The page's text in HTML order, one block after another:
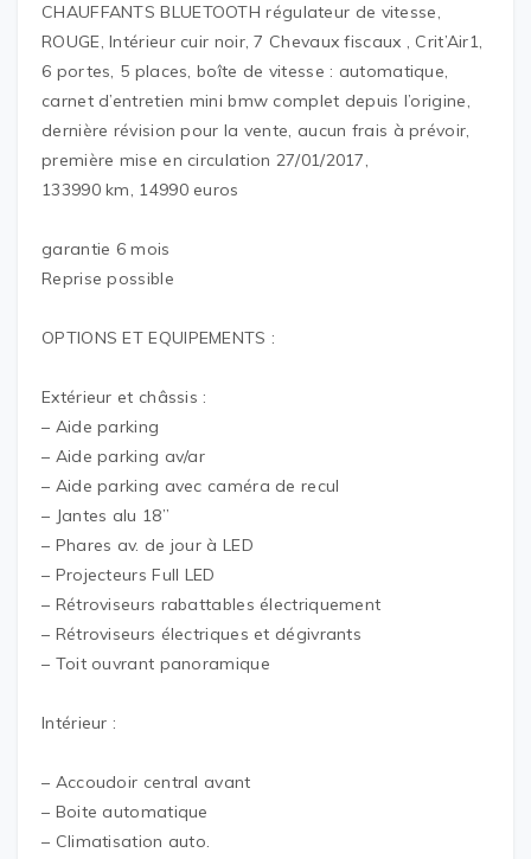
CHAUFFANTS BLUETOOTH régulateur de vitesse,
ROUGE, Intérieur cuir noir, 7 Chevaux fiscaux , Crit’Air1,
6 portes, 5 places, boîte de vitesse : automatique,
carnet d’entretien mini bmw complet depuis l’origine,
dernière révision pour la vente, aucun frais à prévoir,
première mise en circulation 27/01/2017,
133990 km, 14990 euros
garantie 6 mois
Reprise possible
OPTIONS ET EQUIPEMENTS :
Extérieur et châssis :
– Aide parking
– Aide parking av/ar
– Aide parking avec caméra de recul
– Jantes alu 18’’
– Phares av. de jour à LED
– Projecteurs Full LED
– Rétroviseurs rabattables électriquement
– Rétroviseurs électriques et dégivrants
– Toit ouvrant panoramique
Intérieur :
– Accoudoir central avant
– Boite automatique
– Climatisation auto.